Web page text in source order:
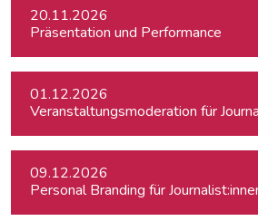
20.11.2026
Präsentation und Performance
01.12.2026
Veranstaltungsmoderation für
09.12.2026
Personal Branding für